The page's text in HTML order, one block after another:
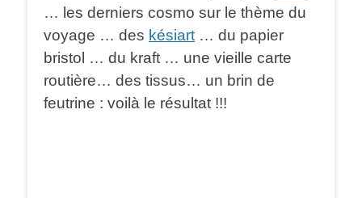
… les derniers cosmo sur le thème du
voyage … des késiart… du papier
bristol … du kraft … une vieille carte
routière… des tissus… un brin de
feutrine : voilà le résultat !!!